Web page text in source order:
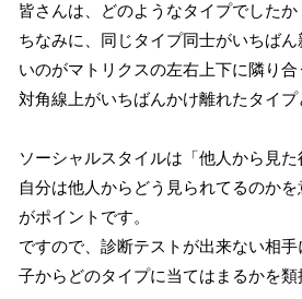
皆さんは、どのようなタイプでしたか
ちなみに、同じタイプ同士がいちば
いのがマトリクスの左右上下に隣り合
対角線上がいちばんかけ離れたタイプ
ソーシャルスタイルは「他人から見た
自分は他人からどう見られてるのか
がポイントです。
ですので、診断テストが出来ない相
子からどのタイプに当てはまるかを